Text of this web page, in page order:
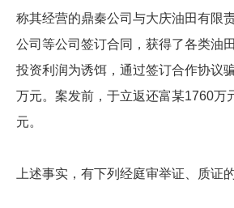
称其经营的鼎秦公司与大庆油田有限
公司等公司签订合同，获得了各类油
投资利润为诱饵，通过签订合作协议
万元。案发前，于立返还富某1760万
元。
上述事实，有下列经庭审举证、质证